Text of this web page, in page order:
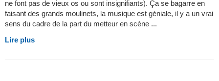
ne font pas de vieux os ou sont insignifiants). Ça se bagarre en
faisant des grands moulinets, la musique est géniale, il y a un vrai
sens du cadre de la part du metteur en scène ...
Lire plus